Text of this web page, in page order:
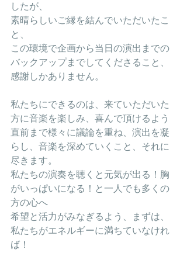
したが、
素晴らしいご縁を結んでいただいたこ
と、
この環境で企画から当日の演出までの
バックアップまでしてくださること、
感謝しかありません。
私たちにできるのは、来ていただいた
方に音楽を楽しみ、喜んで頂けるよう
直前まで様々に議論を重ね、演出を凝
らし、音楽を深めていくこと、それに
尽きます。
私たちの演奏を聴くと元気が出る！胸
がいっぱいになる！と一人でも多くの
方の心へ
希望と活力がみなぎるよう、まずは、
私たちがエネルギーに満ちていなけれ
ば！